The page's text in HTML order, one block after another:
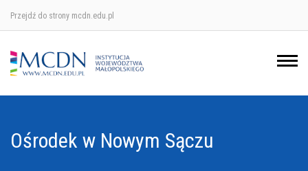
Przejdź do strony mcdn.edu.pl
Ośrodek w Nowym Sączu
Ośrodek w Krakowie
Ośrodek w Nowym Sączu
Ośrodek w Tarnowie